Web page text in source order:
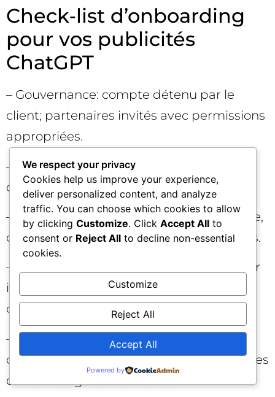
Check‑list d’onboarding
pour vos publicités
ChatGPT
– Gouvernance: compte détenu par le
client; partenaires invités avec permissions
appropriées.
– Sécurité: double authentification, revue
des accès trimestrielle.
– Structuration: conventions de nommage,
calendrier de tests, backlog d’hypothèses.
– Création: 3 à 5 variantes de message par
intention, assets annexes (guides, études,
comparatifs).
– Mesure: définition de KPI
conversationnels, plan de tagging et pages
d’atterrissage contextuelles.
We respect your privacy
Cookies help us improve your experience,
deliver personalized content, and analyze
traffic. You can choose which cookies to allow
by clicking Customize. Click Accept All to
consent or Reject All to decline non-essential
cookies.
Customize
Reject All
Accept All
Powered by